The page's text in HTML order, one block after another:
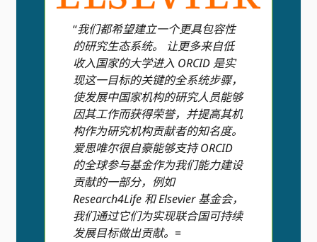
“我们都希望建立一个更具包容性
的研究生态系统。 让更多来自低
收入国家的大学进入 ORCID 是实
现这一目标的关键的全系统步骤，
使发展中国家机构的研究人员能够
因其工作而获得荣誉，并提高其机
构作为研究机构贡献者的知名度。
爱思唯尔很自豪能够支持 ORCID
的全球参与基金作为我们能力建设
贡献的一部分，例如
Research4Life 和 Elsevier 基金会，
我们通过它们为实现联合国可持续
发展目标做出贡献。 =